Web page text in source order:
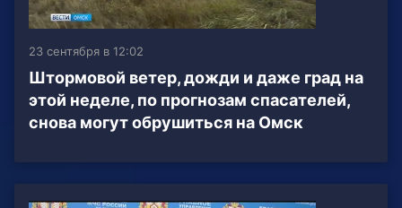
23 сентября в 12:02
Штормовой ветер, дожди и даже град на
этой неделе, по прогнозам спасателей,
снова могут обрушиться на Омск